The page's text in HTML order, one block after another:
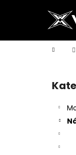
í
Zpět
do
Zpět
do